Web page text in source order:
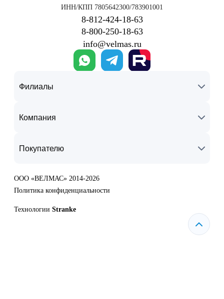
ИНН/КПП 7805642300/783901001
8‑812‑424‑18‑63
8‑800‑250‑18‑63
info@velmas.ru
Филиалы
Компания
Покупателю
ООО «ВЕЛМАС» 2014-2026
Политика конфиденциальности
Технологии Stranke